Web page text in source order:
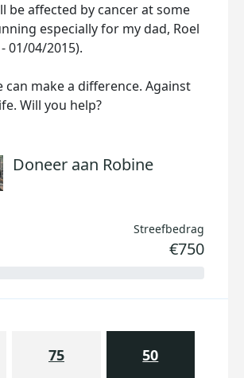
be affected by cancer at some
especially for my dad, Roel
01/04/2015).
can make a difference. Against
Will you help?
Doneer aan Robine
Streefbedrag
€750
75 50